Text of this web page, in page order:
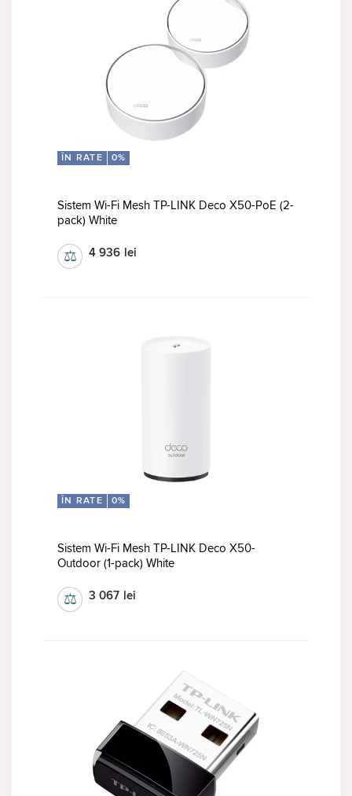
ÎN RATE 0%
Sistem Wi-Fi Mesh TP-LINK Deco X50-PoE (2-
pack) White
4 936 lei
⚖
ÎN RATE 0%
Sistem Wi-Fi Mesh TP-LINK Deco X50-
Outdoor (1-pack) White
3 067 lei
⚖